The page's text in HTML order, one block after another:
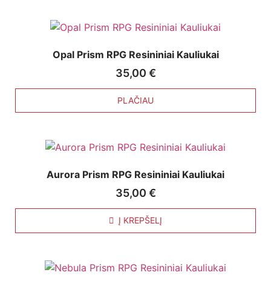
Opal Prism RPG Resininiai Kauliukai
35,00 €
PLAČIAU
Aurora Prism RPG Resininiai Kauliukai
35,00 €
Į KREPŠELĮ